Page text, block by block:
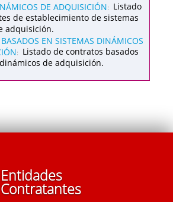
DE ADQUISICIÓN: Listado
de establecimiento de sistemas
adquisición.
EN SISTEMAS DINÁMICOS
: Listado de contratos basados
de adquisición.
Entidades
Contratantes